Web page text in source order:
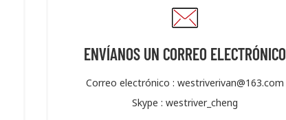
ENVÍANOS UN CORREO ELECTRÓNICO
Correo electrónico : westriverivan@163.com
Skype : westriver_cheng